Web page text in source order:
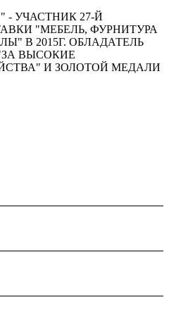
УЧАСТНИК 27-Й
"МЕБЕЛЬ, ФУРНИТУРА
В 2015Г. ОБЛАДАТЕЛЬ
ВЫСОКИЕ
И ЗОЛОТОЙ МЕДАЛИ